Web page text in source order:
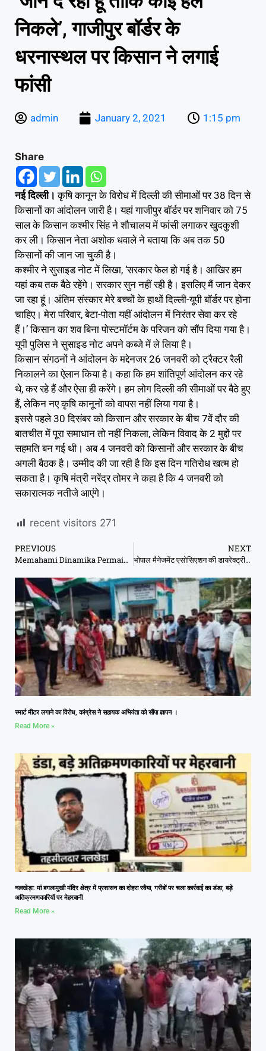
निकले’, गाजीपुर बॉर्डर के
धरनास्थल पर किसान ने लगाई
फांसी
admin January 2, 2021 1:15 pm
Share
नई दिल्ली। कृषि कानून के विरोध में दिल्ली की सीमाओं पर 38 दिन से
किसानों का आंदोलन जारी है। यहां गाजीपुर बॉर्डर पर शनिवार को 75
साल के किसान कश्मीर सिंह ने शौचालय में फांसी लगाकर खुदकुशी
कर ली। किसान नेता अशोक धवाले ने बताया कि अब तक 50
किसानों की जान जा चुकी है।
कश्मीर ने सुसाइड नोट में लिखा, ‘सरकार फेल हो गई है। आखिर हम
यहां कब तक बैठे रहेंगे। सरकार सुन नहीं रही है। इसलिए मैं जान देकर
जा रहा हूं। अंतिम संस्कार मेरे बच्चों के हाथों दिल्ली-यूपी बॉर्डर पर होना
चाहिए। मेरा परिवार, बेटा-पोता यहीं आंदोलन में निरंतर सेवा कर रहे
हैं।’ किसान का शव बिना पोस्टमॉर्टम के परिजन को सौंप दिया गया है।
यूपी पुलिस ने सुसाइड नोट अपने कब्जे में ले लिया है।
किसान संगठनों ने आंदोलन के मद्देनजर 26 जनवरी को ट्रैक्टर रैली
निकालने का ऐलान किया है। कहा कि हम शांतिपूर्ण आंदोलन कर रहे
थे, कर रहे हैं और ऐसा ही करेंगे। हम लोग दिल्ली की सीमाओं पर बैठे हुए
हैं, लेकिन नए कृषि कानूनों को वापस नहीं लिया गया है।
इससे पहले 30 दिसंबर को किसान और सरकार के बीच 7वें दौर की
बातचीत में पूरा समाधान तो नहीं निकला, लेकिन विवाद के 2 मुद्दों पर
सहमति बन गई थी। अब 4 जनवरी को किसानों और सरकार के बीच
अगली बैठक है। उम्मीद की जा रही है कि इस दिन गतिरोध खत्म हो
सकता है। कृषि मंत्री नरेंद्र तोमर ने कहा है कि 4 जनवरी को
सकारात्मक नतीजे आएंगे।
recent visitors 271
PREVIOUS
Memahami Dinamika Permainan Mahjong agar Lebih Percaya Diri
NEXT
भोपाल मैनेजमेंट एसोसिएशन की डायरेक्ट्री का विमोचन
स्मार्ट मीटर लगाने का विरोध, कांग्रेस ने सहायक अभियंता को सौंपा ज्ञापन ।
Read More »
नलखेड़ा: मां बगलामुखी मंदिर क्षेत्र में प्रशासन का दोहरा रवैया, गरीबों पर चला कार्रवाई का डंडा, बड़े
अतिक्रमणकारियों पर मेहरबानी
Read More »